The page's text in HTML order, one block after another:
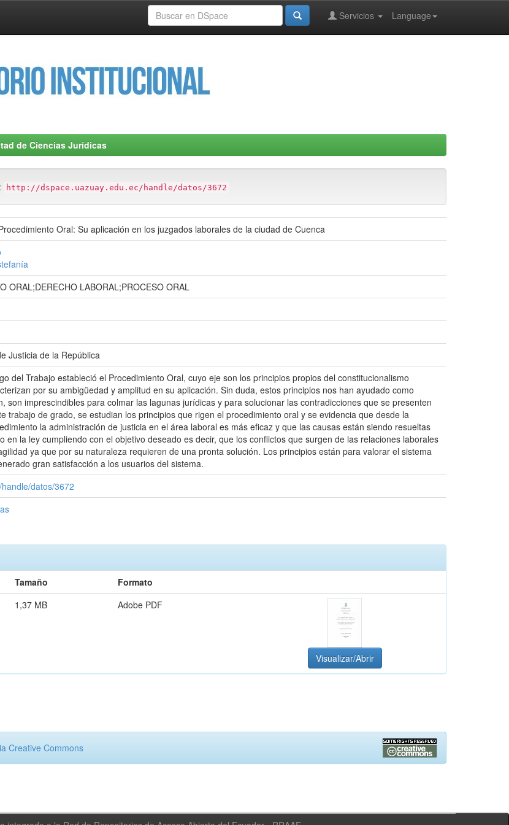
Language
Servicios
de Ciencias Jurídicas
http://dspace.uazuay.edu.ec/handle/datos/3672
Oral: Su aplicación en los juzgados laborales de la ciudad de Cuenca
ORAL;DERECHO LABORAL;PROCESO ORAL
Justicia de la República
del Trabajo estableció el Procedimiento Oral, cuyo eje son los principios propios del constitucionalismo
por su ambigüedad y amplitud en su aplicación. Sin duda, estos principios nos han ayudado como
son imprescindibles para colmar las lagunas jurídicas y para solucionar las contradicciones que se presenten
trabajo de grado, se estudian los principios que rigen el procedimiento oral y se evidencia que desde la
la administración de justicia en el área laboral es más eficaz y que las causas están siendo resueltas
en la ley cumpliendo con el objetivo deseado es decir, que los conflictos que surgen de las relaciones laborales
ya que por su naturaleza requieren de una pronta solución. Los principios están para valorar el sistema
gran satisfacción a los usuarios del sistema.
datos/3672
Tamaño
Formato
1,37 MB Adobe PDF
Visualizar/Abrir
Creative Commons